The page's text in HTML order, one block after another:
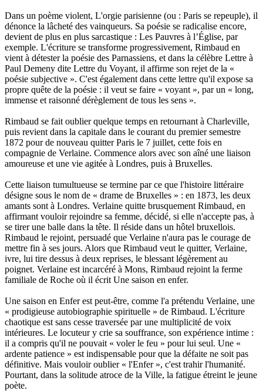
Dans un poème violent, L'orgie parisienne (ou : Paris se repeuple), il
dénonce la lâcheté des vainqueurs. Sa poésie se radicalise encore,
devient de plus en plus sarcastique : Les Pauvres à l’Église, par
exemple. L'écriture se transforme progressivement, Rimbaud en
vient à détester la poésie des Parnassiens, et dans la célèbre Lettre à
Paul Demeny dite Lettre du Voyant, il affirme son rejet de la «
poésie subjective ». C'est également dans cette lettre qu'il expose sa
propre quête de la poésie : il veut se faire « voyant », par un « long,
immense et raisonné dérèglement de tous les sens ».
Rimbaud se fait oublier quelque temps en retournant à Charleville,
puis revient dans la capitale dans le courant du premier semestre
1872 pour de nouveau quitter Paris le 7 juillet, cette fois en
compagnie de Verlaine. Commence alors avec son aîné une liaison
amoureuse et une vie agitée à Londres, puis à Bruxelles.
Cette liaison tumultueuse se termine par ce que l'histoire littéraire
désigne sous le nom de « drame de Bruxelles » : en 1873, les deux
amants sont à Londres. Verlaine quitte brusquement Rimbaud, en
affirmant vouloir rejoindre sa femme, décidé, si elle n'accepte pas, à
se tirer une balle dans la tête. Il réside dans un hôtel bruxellois.
Rimbaud le rejoint, persuadé que Verlaine n'aura pas le courage de
mettre fin à ses jours. Alors que Rimbaud veut le quitter, Verlaine,
ivre, lui tire dessus à deux reprises, le blessant légèrement au
poignet. Verlaine est incarcéré à Mons, Rimbaud rejoint la ferme
familiale de Roche où il écrit Une saison en enfer.
Une saison en Enfer est peut-être, comme l'a prétendu Verlaine, une
« prodigieuse autobiographie spirituelle » de Rimbaud. L'écriture
chaotique est sans cesse traversée par une multiplicité de voix
intérieures. Le locuteur y crie sa souffrance, son expérience intime :
il a compris qu'il ne pouvait « voler le feu » pour lui seul. Une «
ardente patience » est indispensable pour que la défaite ne soit pas
définitive. Mais vouloir oublier « l'Enfer », c'est trahir l'humanité.
Pourtant, dans la solitude atroce de la Ville, la fatigue étreint le jeune
poète.